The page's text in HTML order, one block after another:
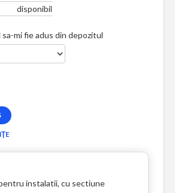
disponibil
mi fie adus din depozitul
instalatii, cu sectiune